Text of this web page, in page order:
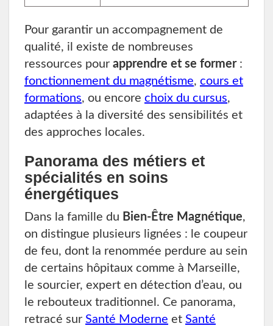
Pour garantir un accompagnement de
qualité, il existe de nombreuses
ressources pour apprendre et se former:
fonctionnement du magnétisme, cours et
formations, ou encore choix du cursus,
adaptées à la diversité des sensibilités et
des approches locales.
Panorama des métiers et
spécialités en soins
énergétiques
Dans la famille du Bien-Être Magnétique,
on distingue plusieurs lignées : le coupeur
de feu, dont la renommée perdure au sein
de certains hôpitaux comme à Marseille,
le sourcier, expert en détection d’eau, ou
le rebouteux traditionnel. Ce panorama,
retracé sur Santé Moderne et Santé